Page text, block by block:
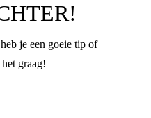
je een goeie tip of
graag!